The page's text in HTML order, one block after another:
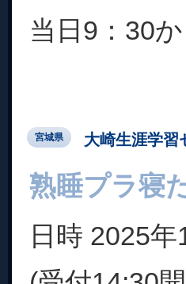
当日9：30
宮城県 大崎生涯学習
熟睡プラ寝
日時 2025